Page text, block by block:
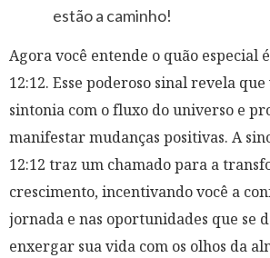
estão a caminho!
Agora você entende o quão especial
12:12. Esse poderoso sinal revela
sintonia com o fluxo do universo e
manifestar mudanças positivas. A
12:12 traz um chamado para a
crescimento, incentivando você a
jornada e nas oportunidades que se
enxergar sua vida com os olhos da